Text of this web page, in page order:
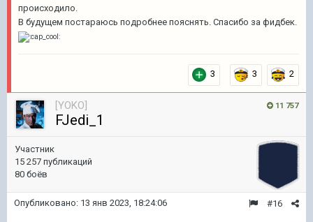
происходило.
В будущем постараюсь подробнее пояснять. Спасибо за фидбек.
3 3 2
11 757
[YOKO]
FJedi_1
Участник
15 257 публикаций
80 боёв
#16
Опубликовано: 13 янв 2023, 18:24:06